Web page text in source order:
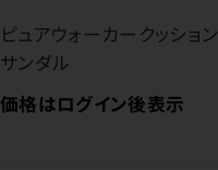
ピュアウォーカークッション
サンダル
価格はログイン後表示